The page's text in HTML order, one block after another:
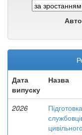
Дата
випуску
Назва
2026